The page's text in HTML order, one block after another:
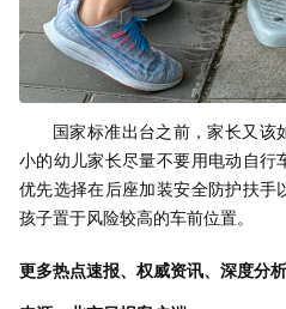
国家标准出台之前，家长又该
小的幼儿家长尽量不要用电动自行
优先选择在后座加装安全防护扶手
孩子置于风险较高的车前位置。
更多热点速报、权威资讯、深度分